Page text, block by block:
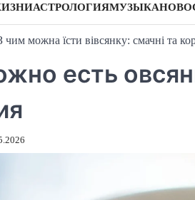
АСТРОЛОГИЯМУЗЫКА
чим можна їсти вівсянку: смачні та
есть